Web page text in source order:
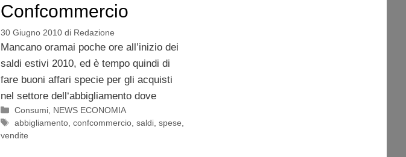
Confcommercio
30 Giugno 2010 di Redazione
Mancano oramai poche ore all’inizio dei
saldi estivi 2010, ed è tempo quindi di
fare buoni affari specie per gli acquisti
nel settore dell‘abbigliamento dove
Categorie
Consumi NEWS ECONOMIA
Tag
abbigliamento ,confcommercio ,saldi ,spese
vendite